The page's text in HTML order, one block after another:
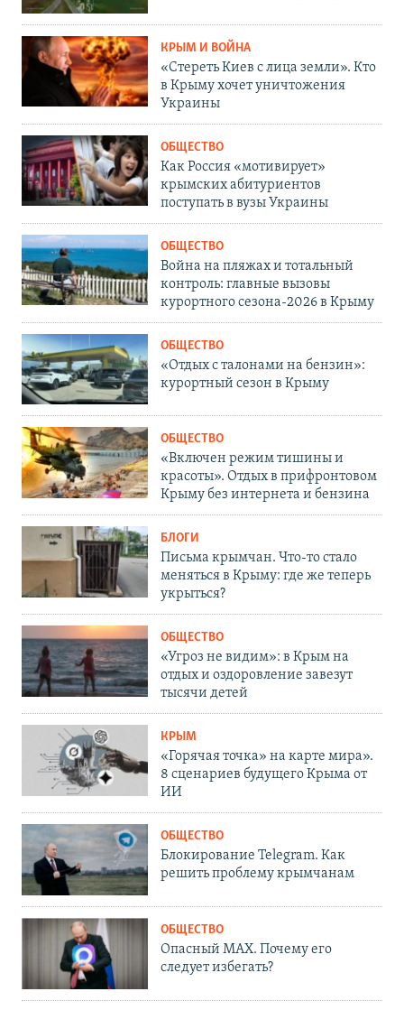
КРЫМ И ВОЙНА
«Стереть Киев с лица земли». Кто
в Крыму хочет уничтожения
Украины
ОБЩЕСТВО
Как Россия «мотивирует»
крымских абитуриентов
поступать в вузы Украины
ОБЩЕСТВО
Война на пляжах и тотальный
контроль: главные вызовы
курортного сезона-2026 в Крыму
ОБЩЕСТВО
«Отдых с талонами на бензин»:
курортный сезон в Крыму
ОБЩЕСТВО
«Включен режим тишины и
красоты». Отдых в прифронтовом
Крыму без интернета и бензина
БЛОГИ
Письма крымчан. Что-то стало
меняться в Крыму: где же теперь
укрыться?
ОБЩЕСТВО
«Угроз не видим»: в Крым на
отдых и оздоровление завезут
тысячи детей
КРЫМ
«Горячая точка» на карте мира».
8 сценариев будущего Крыма от
ИИ
ОБЩЕСТВО
Блокирование Telegram. Как
решить проблему крымчанам
ОБЩЕСТВО
Опасный MAX. Почему его
следует избегать?